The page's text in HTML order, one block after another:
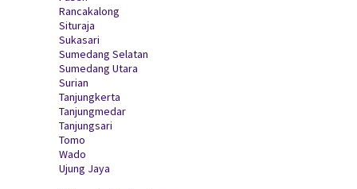
Rancakalong
Situraja
Sukasari
Sumedang Selatan
Sumedang Utara
Surian
Tanjungkerta
Tanjungmedar
Tanjungsari
Tomo
Wado
Ujung Jaya